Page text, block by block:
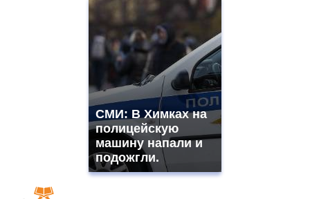
СМИ: В Химках на
полицейскую
машину напали и
подожгли.